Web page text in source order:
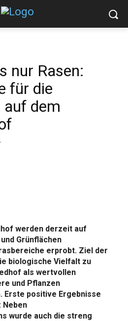
nur Rasen:
für die
dem
werden derzeit auf
Grünflächen
erprobt. Ziel der
biologische Vielfalt zu
als wertvollen
und Pflanzen
Erste positive Ergebnisse
Neben
wurde auch die streng